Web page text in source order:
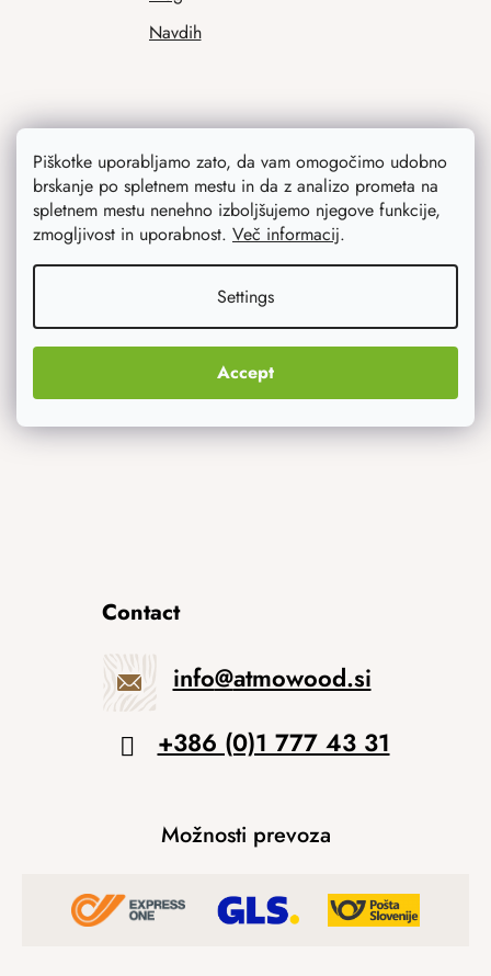
Piškotke uporabljamo zato, da vam omogočimo udobno
brskanje po spletnem mestu in da z analizo prometa na
spletnem mestu nenehno izboljšujemo njegove funkcije,
zmogljivost in uporabnost. Več informacij.
Settings
Accept
Navdih
Kaj vas najbolj zanima
Izvirna darila
Contact
info@atmowood.si
+386 (0)1 777 43 31
Možnosti prevoza